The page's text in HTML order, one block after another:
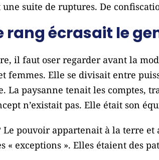
une suite de ruptures. De
rang écrasait le
il faut oser regarder avant la
femmes. Elle se divisait entre
La paysanne tenait les comptes,
n’existait pas. Elle était son
Le pouvoir appartenait à la terre
« exceptions ». Elles étaient des